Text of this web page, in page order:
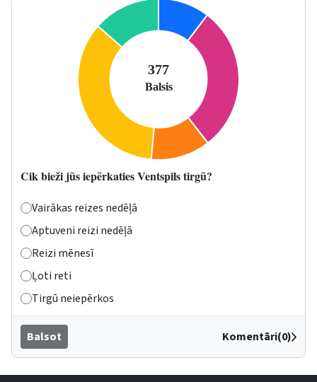
Cik bieži jūs iepērkaties Ventspils tirgū?
Vairākas reizes nedēļā
Aptuveni reizi nedēļā
Reizi mēnesī
Ļoti reti
Tirgū neiepērkos
Balsot Komentāri(0)